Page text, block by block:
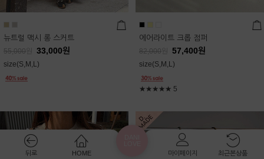
뉴트럴 맥시 롱 스커트
55,000 33,000원
size(S,M,L)
에어라이트 크롭 점퍼
82,000 57,400원
size(S,M,L)
★★★★★ 5
뒤로 HOME
마이페이지
최근본상품